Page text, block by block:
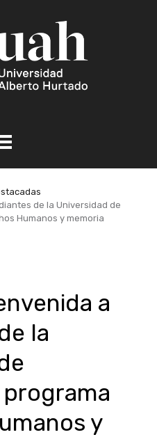
de la Universidad de
Humanos y memoria
a
la
y